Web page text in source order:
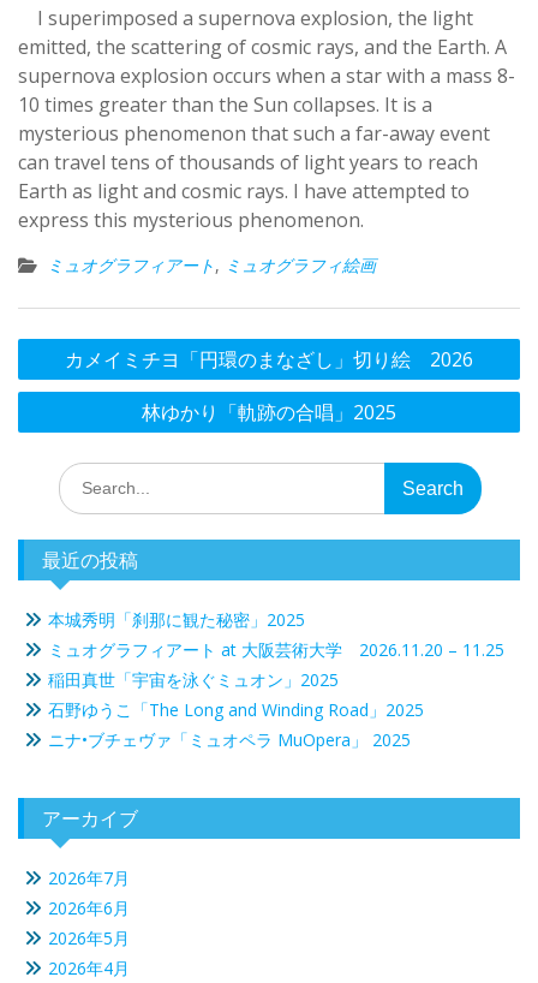
I superimposed a supernova explosion, the light
emitted, the scattering of cosmic rays, and the Earth. A
supernova explosion occurs when a star with a mass 8-
10 times greater than the Sun collapses. It is a
mysterious phenomenon that such a far-away event
can travel tens of thousands of light years to reach
Earth as light and cosmic rays. I have attempted to
express this mysterious phenomenon.
ミュオグラフィアート, ミュオグラフィ絵画
投
稿
ン
カメイミチヨ「円環のまなざし」切り絵 2026
林ゆかり「軌跡の合唱」2025
Search
for:
最近の投稿
本城秀明「刹那に観た秘密」2025
ミュオグラフィアート at 大阪芸術大学 2026.11.20 – 11.25
稲田真世「宇宙を泳ぐミュオン」2025
石野ゆうこ「The Long and Winding Road」2025
ニナ•ブチェヴァ「ミュオペラ MuOpera」 2025
アーカイブ
2026年7月
2026年6月
2026年5月
2026年4月